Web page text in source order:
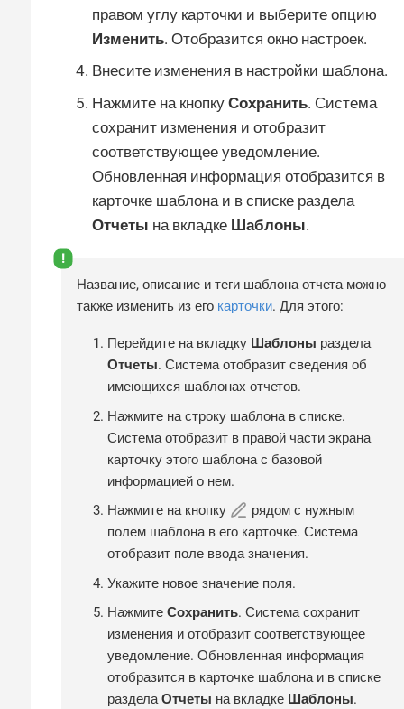
правом углу карточки и выберите опцию
Изменить. Отобразится окно настроек.
Внесите изменения в настройки шаблона.
Нажмите на кнопку Сохранить. Система
сохранит изменения и отобразит
соответствующее уведомление.
Обновленная информация отобразится в
карточке шаблона и в списке раздела
Отчеты на вкладке Шаблоны.
Название, описание и теги шаблона отчета можно
также изменить из его карточки. Для этого:
Перейдите на вкладку Шаблоны раздела
Отчеты. Система отобразит сведения об
имеющихся шаблонах отчетов.
Нажмите на строку шаблона в списке.
Система отобразит в правой части экрана
карточку этого шаблона с базовой
информацией о нем.
Нажмите на кнопку
рядом с нужным
полем шаблона в его карточке. Система
отобразит поле ввода значения.
Укажите новое значение поля.
Нажмите Сохранить. Система сохранит
изменения и отобразит соответствующее
уведомление. Обновленная информация
отобразится в карточке шаблона и в списке
разделаОтчеты на вкладке Шаблоны.